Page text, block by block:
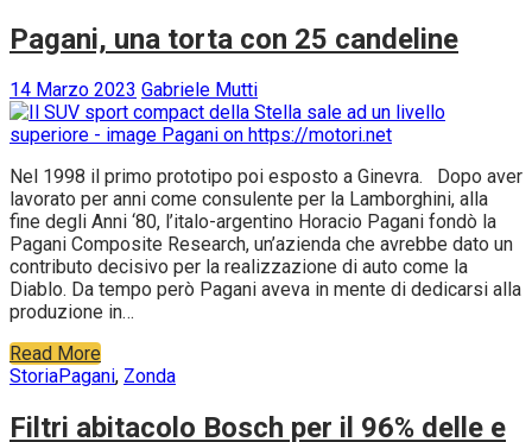
Pagani, una torta con 25 candeline
14 Marzo 2023 Gabriele Mutti
Nel 1998 il primo prototipo poi esposto a Ginevra. Dopo aver
lavorato per anni come consulente per la Lamborghini, alla
fine degli Anni ‘80, l’italo-argentino Horacio Pagani fondò la
Pagani Composite Research, un’azienda che avrebbe dato un
contributo decisivo per la realizzazione di auto come la
Diablo. Da tempo però Pagani aveva in mente di dedicarsi alla
produzione in…
Read More
StoriaPagani, Zonda
Filtri abitacolo Bosch per il 96% delle e